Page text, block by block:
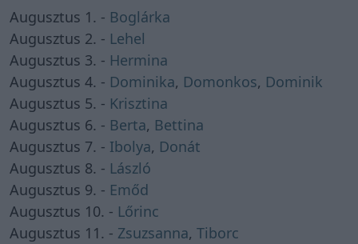
Augusztus 1. - Boglárka
Augusztus 2. - Lehel
Augusztus 3. - Hermina
Augusztus 4. - Dominika, Domonkos, Dominik
Augusztus 5. - Krisztina
Augusztus 6. - Berta, Bettina
Augusztus 7. - Ibolya, Donát
Augusztus 8. - László
Augusztus 9. - Emőd
Augusztus 10. - Lőrinc
Augusztus 11. - Zsuzsanna, Tiborc